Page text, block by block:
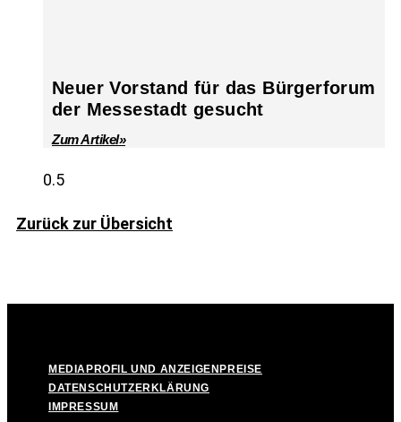
Neuer Vorstand für das Bürgerforum
der Messestadt gesucht
Zum Artikel»
Zurück zur Übersicht
MEDIAPROFIL UND ANZEIGENPREISE
DATENSCHUTZERKLÄRUNG
IMPRESSUM